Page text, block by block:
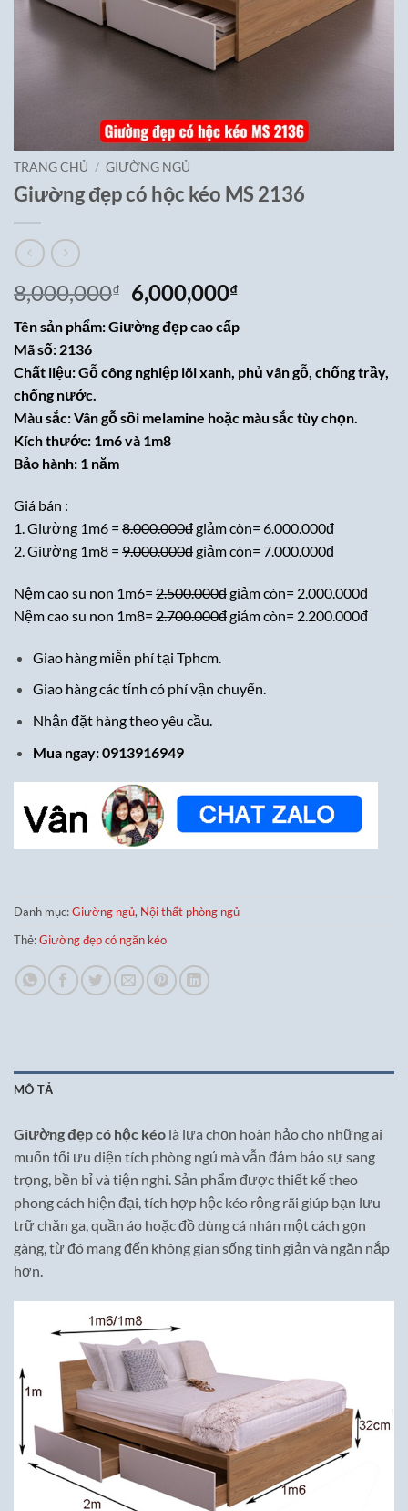
TRANG CHỦ / GIƯỜNG NGỦ
Giường đẹp có hộc kéo MS 2136
8,000,000₫
Giá
gốc
là:
6,000,000₫Giá
tại
6,000,000₫.
Tên sản phẩm: Giường đẹp cao cấp
Mã số: 2136
Chất liệu: Gỗ công nghiệp lõi xanh, phủ vân gỗ, chống trầy,
chống nước.
Màu sắc: Vân gỗ sồi melamine hoặc màu sắc tùy chọn.
Kích thước: 1m6 và 1m8
Bảo hành: 1 năm
Giá bán :
1. Giường 1m6 = 8.000.000đgiảm còn= 6.000.000đ
2. Giường 1m8 = 9.000.000đgiảm còn= 7.000.000đ
Nệm cao su non 1m6= 2.500.000đgiảm còn= 2.000.000đ
Nệm cao su non 1m8= 2.700.000đgiảm còn= 2.200.000đ
Giao hàng miễn phí tại Tphcm.
Giao hàng các tỉnh có phí vận chuyển.
Nhận đặt hàng theo yêu cầu.
Mua ngay: 0913916949
Danh mục:Giường ngủ, Nội thất phòng ngủ
Thẻ:Giường đẹp có ngăn kéo
MÔ TẢ
Giường đẹp có hộc kéo là lựa chọn hoàn hảo cho những ai
muốn tối ưu diện tích phòng ngủ mà vẫn đảm bảo sự sang
trọng, bền bỉ và tiện nghi. Sản phẩm được thiết kế theo
phong cách hiện đại, tích hợp hộc kéo rộng rãi giúp bạn lưu
trữ chăn ga, quần áo hoặc đồ dùng cá nhân một cách gọn
gàng, từ đó mang đến không gian sống tinh giản và ngăn nắp
hơn.